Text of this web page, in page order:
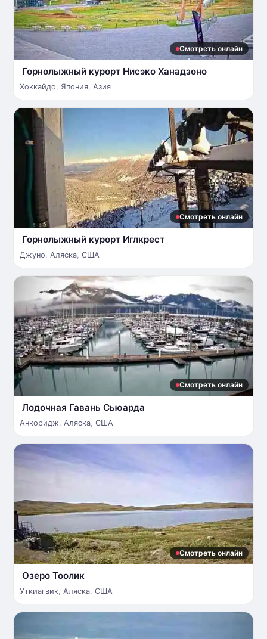
Смотреть онлайн
Горнолыжный курорт Нисэко Ханадзоно
Хоккайдо, Япония, Азия
Смотреть онлайн
Горнолыжный курорт Иглкрест
Джуно, Аляска, США
Смотреть онлайн
Лодочная Гавань Сьюарда
Анкоридж, Аляска, США
Смотреть онлайн
Озеро Тоолик
Уткиагвик, Аляска, США